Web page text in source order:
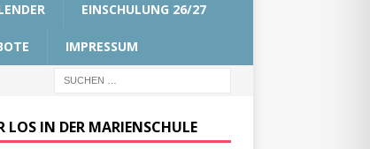
EINSCHULUNG 26/27
IMPRESSUM
LOS IN DER MARIENSCHULE